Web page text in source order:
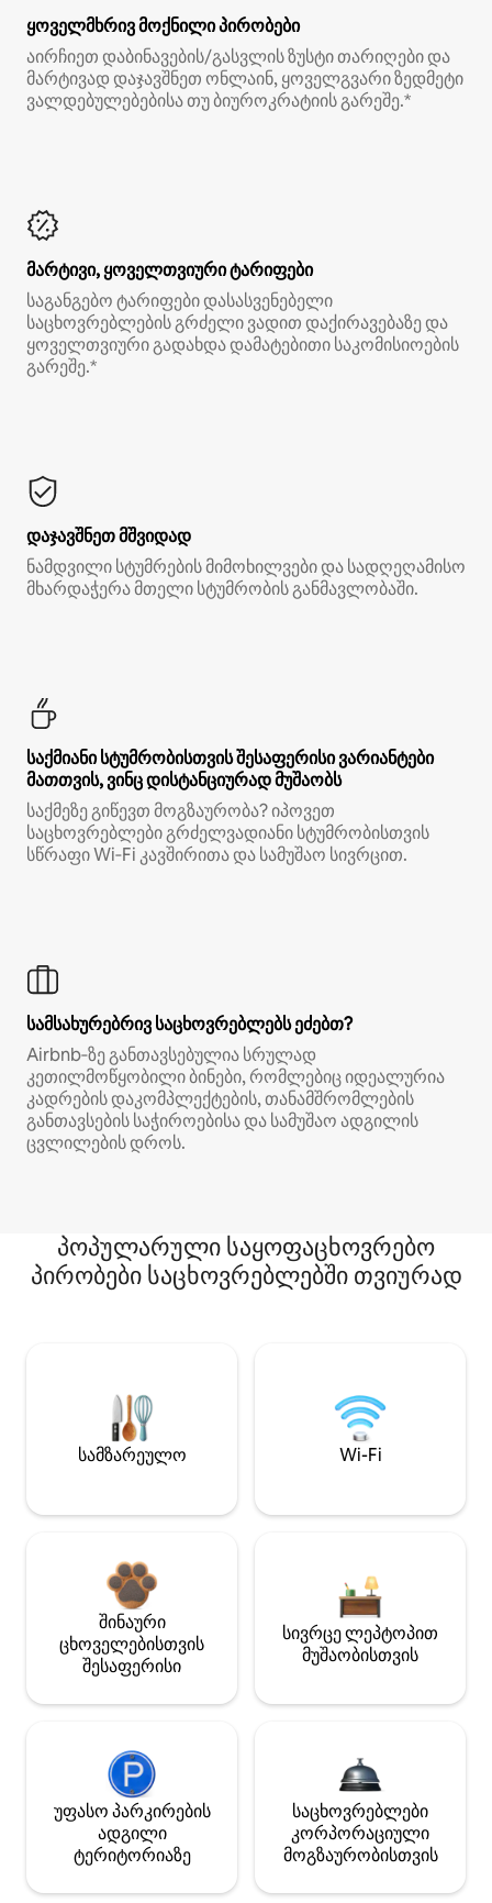
ყოველმხრივ მოქნილი პირობები
აირჩიეთ დაბინავების/გასვლის ზუსტი თარიღები და
მარტივად დაჯავშნეთ ონლაინ, ყოველგვარი ზედმეტი
ვალდებულებებისა თუ ბიუროკრატიის გარეშე.*
მარტივი, ყოველთვიური ტარიფები
საგანგებო ტარიფები დასასვენებელი
საცხოვრებლების გრძელი ვადით დაქირავებაზე და
ყოველთვიური გადახდა დამატებითი საკომისიოების
გარეშე.*
დაჯავშნეთ მშვიდად
ნამდვილი სტუმრების მიმოხილვები და სადღეღამისო
მხარდაჭერა მთელი სტუმრობის განმავლობაში.
საქმიანი სტუმრობისთვის შესაფერისი ვარიანტები
მათთვის, ვინც დისტანციურად მუშაობს
საქმეზე გიწევთ მოგზაურობა? იპოვეთ
საცხოვრებლები გრძელვადიანი სტუმრობისთვის
სწრაფი Wi‑Fi კავშირითა და სამუშაო სივრცით.
სამსახურებრივ საცხოვრებლებს ეძებთ?
Airbnb‑ზე განთავსებულია სრულად
კეთილმოწყობილი ბინები, რომლებიც იდეალურია
კადრების დაკომპლექტების, თანამშრომლების
განთავსების საჭიროებისა და სამუშაო ადგილის
ცვლილების დროს.
პოპულარული საყოფაცხოვრებო
პირობები საცხოვრებლებში თვიურად
სამზარეულო Wi-Fi
შინაური
ცხოველებისთვის
შესაფერისი
სივრცე ლეპტოპით
მუშაობისთვის
უფასო პარკირების
ადგილი
ტერიტორიაზე
საცხოვრებლები
კორპორაციული
მოგზაურობისთვის